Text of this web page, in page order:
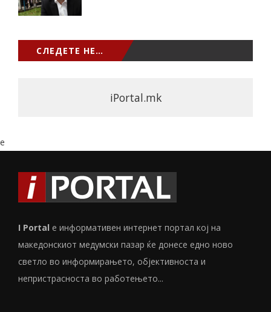
СЛЕДЕТЕ НЕ…
iPortal.mk
e
I Portal е информативен интернет портал кој на
македонскиот медумски пазар ќе донесе едно ново
светло во информирањето, објективноста и
непристрасноста во работењето...